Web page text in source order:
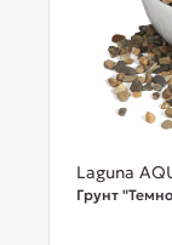
Laguna
Грунт